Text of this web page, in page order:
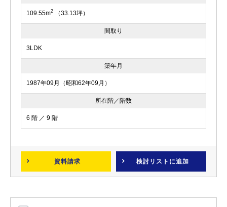
109.55m2 （33.13坪）
間取り
3LDK
築年月
1987年09月（昭和62年09月）
所在階／階数
6 階 ／ 9 階
資料請求 検討リスト に追加